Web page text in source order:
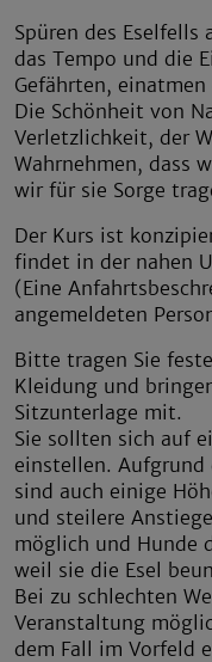
Spüren des Eselfells
das Tempo und die
Gefährten, einatmen
Die Schönheit von
Verletzlichkeit, der
Wahrnehmen, dass
wir für sie Sorge
Der Kurs ist
findet in der nahen
(Eine
angemeldeten
Bitte tragen Sie
Kleidung und
Sitzunterlage mit.
Sie sollten sich auf
einstellen. Aufgrund
sind auch einige
und steilere
möglich und Hunde
weil sie die Esel
Bei zu schlechten
Veranstaltung
dem Fall im Vorfeld